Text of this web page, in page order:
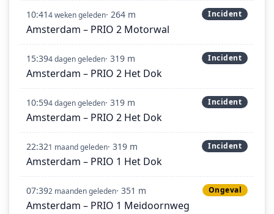
10:414 weken geleden· 264 m Incident
Amsterdam – PRIO 2 Motorwal
15:394 dagen geleden· 319 m Incident
Amsterdam – PRIO 2 Het Dok
10:594 dagen geleden· 319 m Incident
Amsterdam – PRIO 2 Het Dok
22:321 maand geleden· 319 m Incident
Amsterdam – PRIO 1 Het Dok
07:392 maanden geleden· 351 m Ongeval
Amsterdam – PRIO 1 Meidoornweg